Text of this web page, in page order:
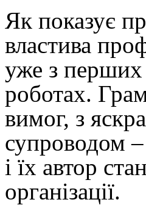
Як показує
властива
уже з перших
роботах.
вимог, з
супроводом –
і їх автор
організації.